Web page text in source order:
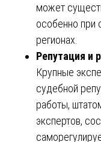
может
особенно при
регионах.
Репутация и
Крупные
судебной
работы,
экспертов,